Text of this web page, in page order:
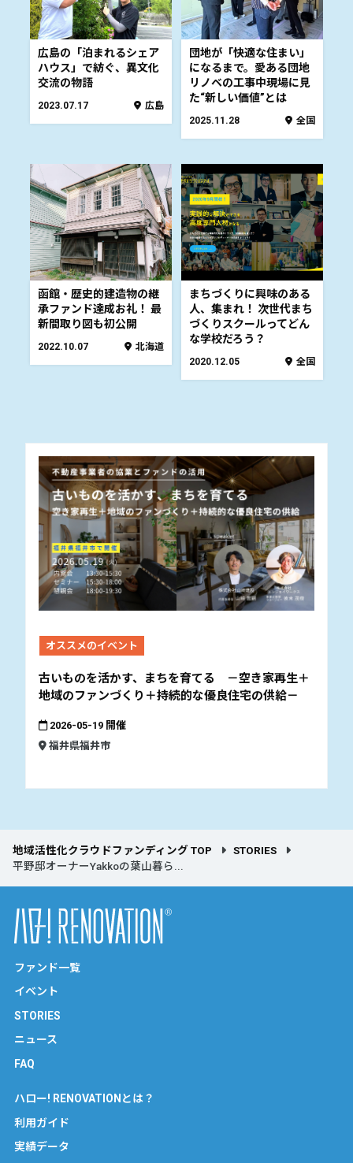
広島の「泊まれるシェア
ハウス」で紡ぐ、異文化
交流の物語
2023.07.17 広島
団地が「快適な住まい」
になるまで。愛ある団地
リノベの工事中現場に見
た“新しい価値”とは
2025.11.28 全国
函館・歴史的建造物の継
承ファンド達成お礼！ 最
新間取り図も初公開
2022.10.07 北海道
まちづくりに興味のある
人、集まれ！ 次世代まち
づくりスクールってどん
な学校だろう？
2020.12.05 全国
オススメのイベント
古いものを活かす、まちを育てる －空き家再生＋
地域のファンづくり＋持続的な優良住宅の供給－
2026-05-19 開催
福井県福井市
地域活性化クラウドファンディング TOP
STORIES
平野邸オーナーYakkoの葉山暮ら...
ファンド一覧
イベント
STORIES
ニュース
FAQ
ハロー! RENOVATIONとは？
利用ガイド
実績データ